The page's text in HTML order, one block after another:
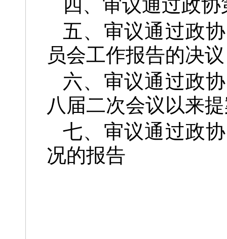
四、审议通过政
五、审议通过政
员会工作报告的决议
六、审议通过政
八届二次会议以来
七、审议通过政
况的报告